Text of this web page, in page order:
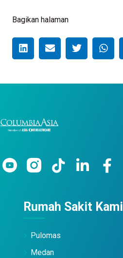
Bagikan halaman
Rumah Sakit Kami
Pulomas
Medan